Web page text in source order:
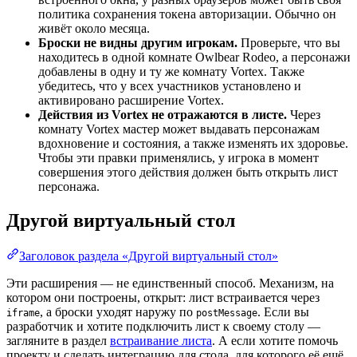
политика сохранения токена авторизации. Обычно он
живёт около месяца.
Броски не видны другим игрокам. Проверьте, что вы
находитесь в одной комнате Owlbear Rodeo, а персонажи
добавлены в одну и ту же комнату Vortex. Также
убедитесь, что у всех участников установлено и
активировано расширение Vortex.
Действия из Vortex не отражаются в листе. Через
комнату Vortex мастер может выдавать персонажам
вдохновение и состояния, а также изменять их здоровье.
Чтобы эти правки применялись, у игрока в момент
совершения этого действия должен быть открыть лист
персонажа.
Другой виртуальный стол
Заголовок раздела «Другой виртуальный стол»
Эти расширения — не единственный способ. Механизм, на
котором они построены, открыт: лист встраивается через
iframe, а броски уходят наружу по postMessage. Если вы
разработчик и хотите подключить лист к своему столу —
загляните в раздел встраивание листа. А если хотите помочь